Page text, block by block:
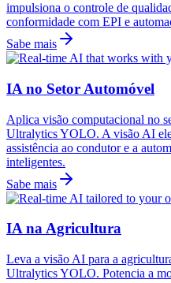
impulsiona o controle de
conformidade com EPI e
Sabe mais
IA no Setor Automóvel
Aplica visão computacional no
Ultralytics YOLO. A visão AI
assistência ao condutor e a
inteligentes.
Sabe mais
IA na Agricultura
Leva a visão AI para a
Ultralytics YOLO. Potencia a